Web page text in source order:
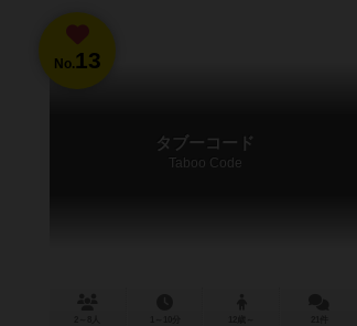
No.13
タブーコード
Taboo Code